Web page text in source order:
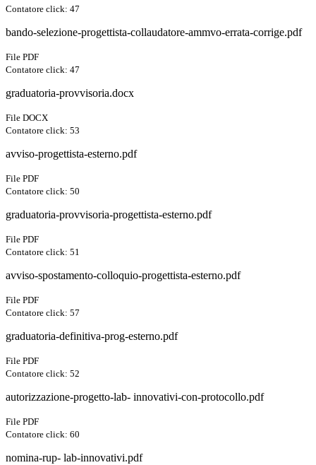
Contatore click: 47
bando-selezione-progettista-collaudatore-ammvo-errata-corrige.pdf
File PDF
Contatore click: 47
graduatoria-provvisoria.docx
File DOCX
Contatore click: 53
avviso-progettista-esterno.pdf
File PDF
Contatore click: 50
graduatoria-provvisoria-progettista-esterno.pdf
File PDF
Contatore click: 51
avviso-spostamento-colloquio-progettista-esterno.pdf
File PDF
Contatore click: 57
graduatoria-definitiva-prog-esterno.pdf
File PDF
Contatore click: 52
autorizzazione-progetto-lab- innovativi-con-protocollo.pdf
File PDF
Contatore click: 60
nomina-rup- lab-innovativi.pdf